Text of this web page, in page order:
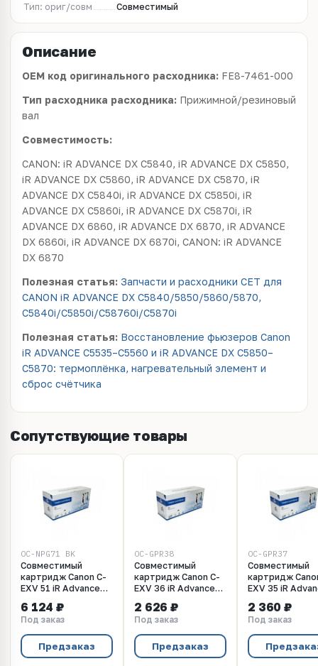
Тип: ориг/совм
Совместимый
Описание
OEM код оригинального расходника: FE8-7461-000
Тип расходника расходника: Прижимной/резиновый
вал
Совместимость:
CANON: iR ADVANCE DX C5840, iR ADVANCE DX C5850,
iR ADVANCE DX C5860, iR ADVANCE DX C5870, iR
ADVANCE DX C5840i, iR ADVANCE DX C5850i, iR
ADVANCE DX C5860i, iR ADVANCE DX C5870i, iR
ADVANCE DX 6860, iR ADVANCE DX 6870, iR ADVANCE
DX 6860i, iR ADVANCE DX 6870i, CANON: iR ADVANCE
DX 6870
Полезная статья: Запчасти и расходники CET для
CANON iR ADVANCE DX C5840/5850/5860/5870,
C5840i/C5850i/C58760i/C5870i
Полезная статья: Восстановление фьюзеров Canon
iR ADVANCE C5535–C5560 и iR ADVANCE DX C5850–
C5870: термоплёнка, нагревательный элемент и
сброс счётчика
Сопутствующие товары
OC-NPG71 BK
Совместимый
картридж Canon C-
EXV 51 iR Advance
C5540i, C5550i,
C5560i DX C5735i,
C5740i, C5750i,
C5760i (NPG-71 BK,
0481C002), 69000
6 124 ₽
Под заказ
Предзаказ
OC-GPR38
Совместимый
картридж Canon C-
EXV 36 iR Advance
6065i, 6075, 6075i,
6255i, 6265i, 6275i,
6555i, 6565i, 6575i
DX 6755i, 6765i,
6780i (GPR-38,
2 626 ₽
Под заказ
Предзаказ
OC-GPR37
Совместимый
картридж
EXV 35 iR
8505, 8505P
8705P (GPR-37,
3764B002)
стр), 59000
черный, без
2 360 ₽
Под заказ